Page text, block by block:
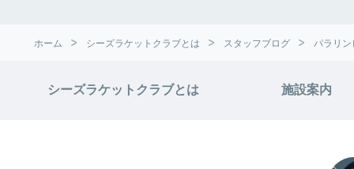
ホーム シーズラケットクラブとは スタッフブログ パラリン
シーズラケットクラブとは 施設案内